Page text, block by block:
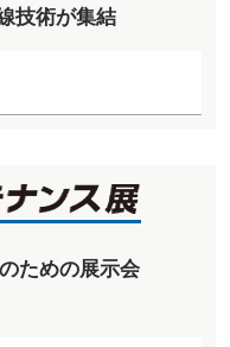
技術が集結
ための展示会